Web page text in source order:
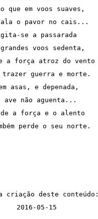
que em voos suaves,
o pavor no cais...
se a passarada
voos sedenta,
a força atroz do vento
trazer guerra e morte.
asas, e depenada,
ave não aguenta...
a força e o alento
perde o seu norte.
criação deste conteúdo:
2016-05-15